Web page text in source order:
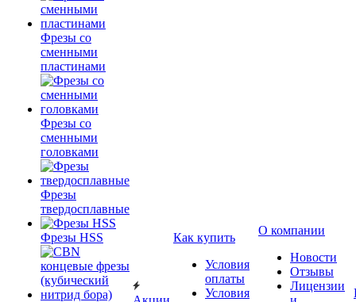
Фрезы со
сменными
пластинами
Фрезы со
сменными
головками
Фрезы
твердосплавные
Фрезы HSS
Как купить
Условия
оплаты
Условия
О компании
Новости
Отзывы
Лицензии